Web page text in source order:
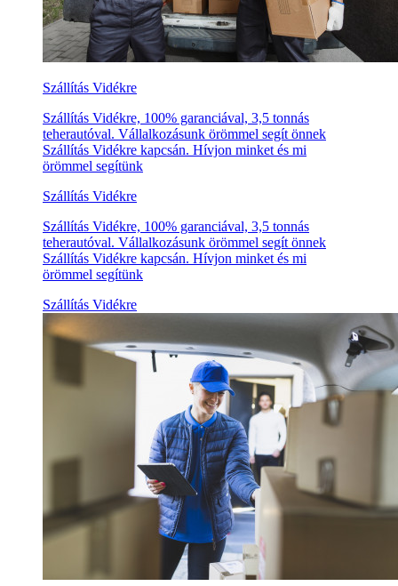
Szállítás Vidékre
Szállítás Vidékre, 100% garanciával, 3,5 tonnás
teherautóval. Vállalkozásunk örömmel segít önnek
Szállítás Vidékre kapcsán. Hívjon minket és mi
örömmel segítünk
Szállítás Vidékre
Szállítás Vidékre, 100% garanciával, 3,5 tonnás
teherautóval. Vállalkozásunk örömmel segít önnek
Szállítás Vidékre kapcsán. Hívjon minket és mi
örömmel segítünk
Szállítás Vidékre